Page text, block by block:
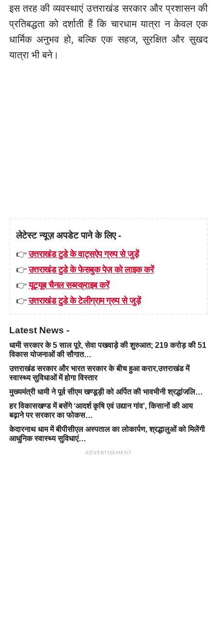
इस तरह की व्यवस्थाएं उत्तराखंड सरकार और प्रशासन की
प्रतिबद्धता को दर्शाती हैं कि चारधाम यात्रा न केवल एक
धार्मिक अनुभव हो, बल्कि एक सहज, सुरक्षित और सुखद
यात्रा भी बने।
लेटेस्ट न्यूज़ अपडेट पाने के लिए -
👉उत्तराखंड टुडे के वाट्सऐप ग्रुप से जुड़ें
👉उत्तराखंड टुडे के फेसबुक पेज़ को लाइक करें
👉यूट्यूब चैनल सब्स्क्राइब करें
👉उत्तराखंड टुडे के टेलीग्राम ग्रुप से जुड़ें
Latest News -
धामी सरकार के 5 साल पूरे, सेवा पखवाड़े की शुरुआत; 219 करोड़ की 51
विकास योजनाओं की सौगात…
उत्तराखंड सरकार और भारत सरकार के बीच हुआ करार,उत्तराखंड में
स्वास्थ्य सुविधाओं में होगा विस्तार
मुख्यमंत्री धामी ने पूर्व सीएम खण्डूड़ी को अर्पित की भावभीनी श्रद्धांजलि…
हर विकासखण्ड में बसेंगे ‘आदर्श कृषि एवं उद्यान गांव’, किसानों की आय
बढ़ाने पर सरकार का फोकस…
केदारनाथ धाम में बीपीसीएल अस्पताल का लोकार्पण, श्रद्धालुओं को मिलेंगी
आधुनिक स्वास्थ्य सुविधाएं…
ADVERTISEMENT